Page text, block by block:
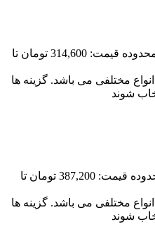
محدوده قیمت: 314,600 تومان تا
مختلفی می باشد. گزینه ها
شوند
محدوده قیمت: 387,200 تومان تا
مختلفی می باشد. گزینه ها
شوند